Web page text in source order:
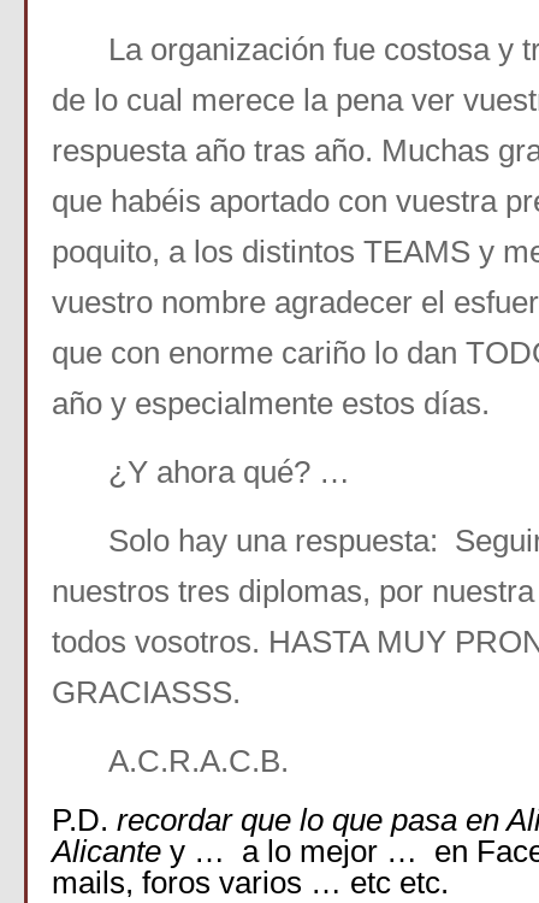
La organización fue costosa y
de lo cual merece la pena ver
respuesta año tras año. Muchas
que habéis aportado con vuestra
poquito, a los distintos TEAMS y
vuestro nombre agradecer el
que con enorme cariño lo dan
año y especialmente estos días.
¿Y ahora qué? …
Solo hay una respuesta:
nuestros tres diplomas, por
todos vosotros. HASTA MUY
GRACIASSS.
A.C.R.A.C.B.
P.D. recordar que lo que pasa en
Alicante y … a lo mejor … en
mails, foros varios … etc etc.